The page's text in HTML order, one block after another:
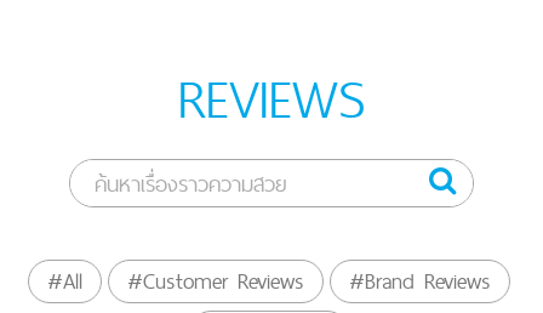
REVIEWS
#All #Customer Reviews
#Brand Reviews